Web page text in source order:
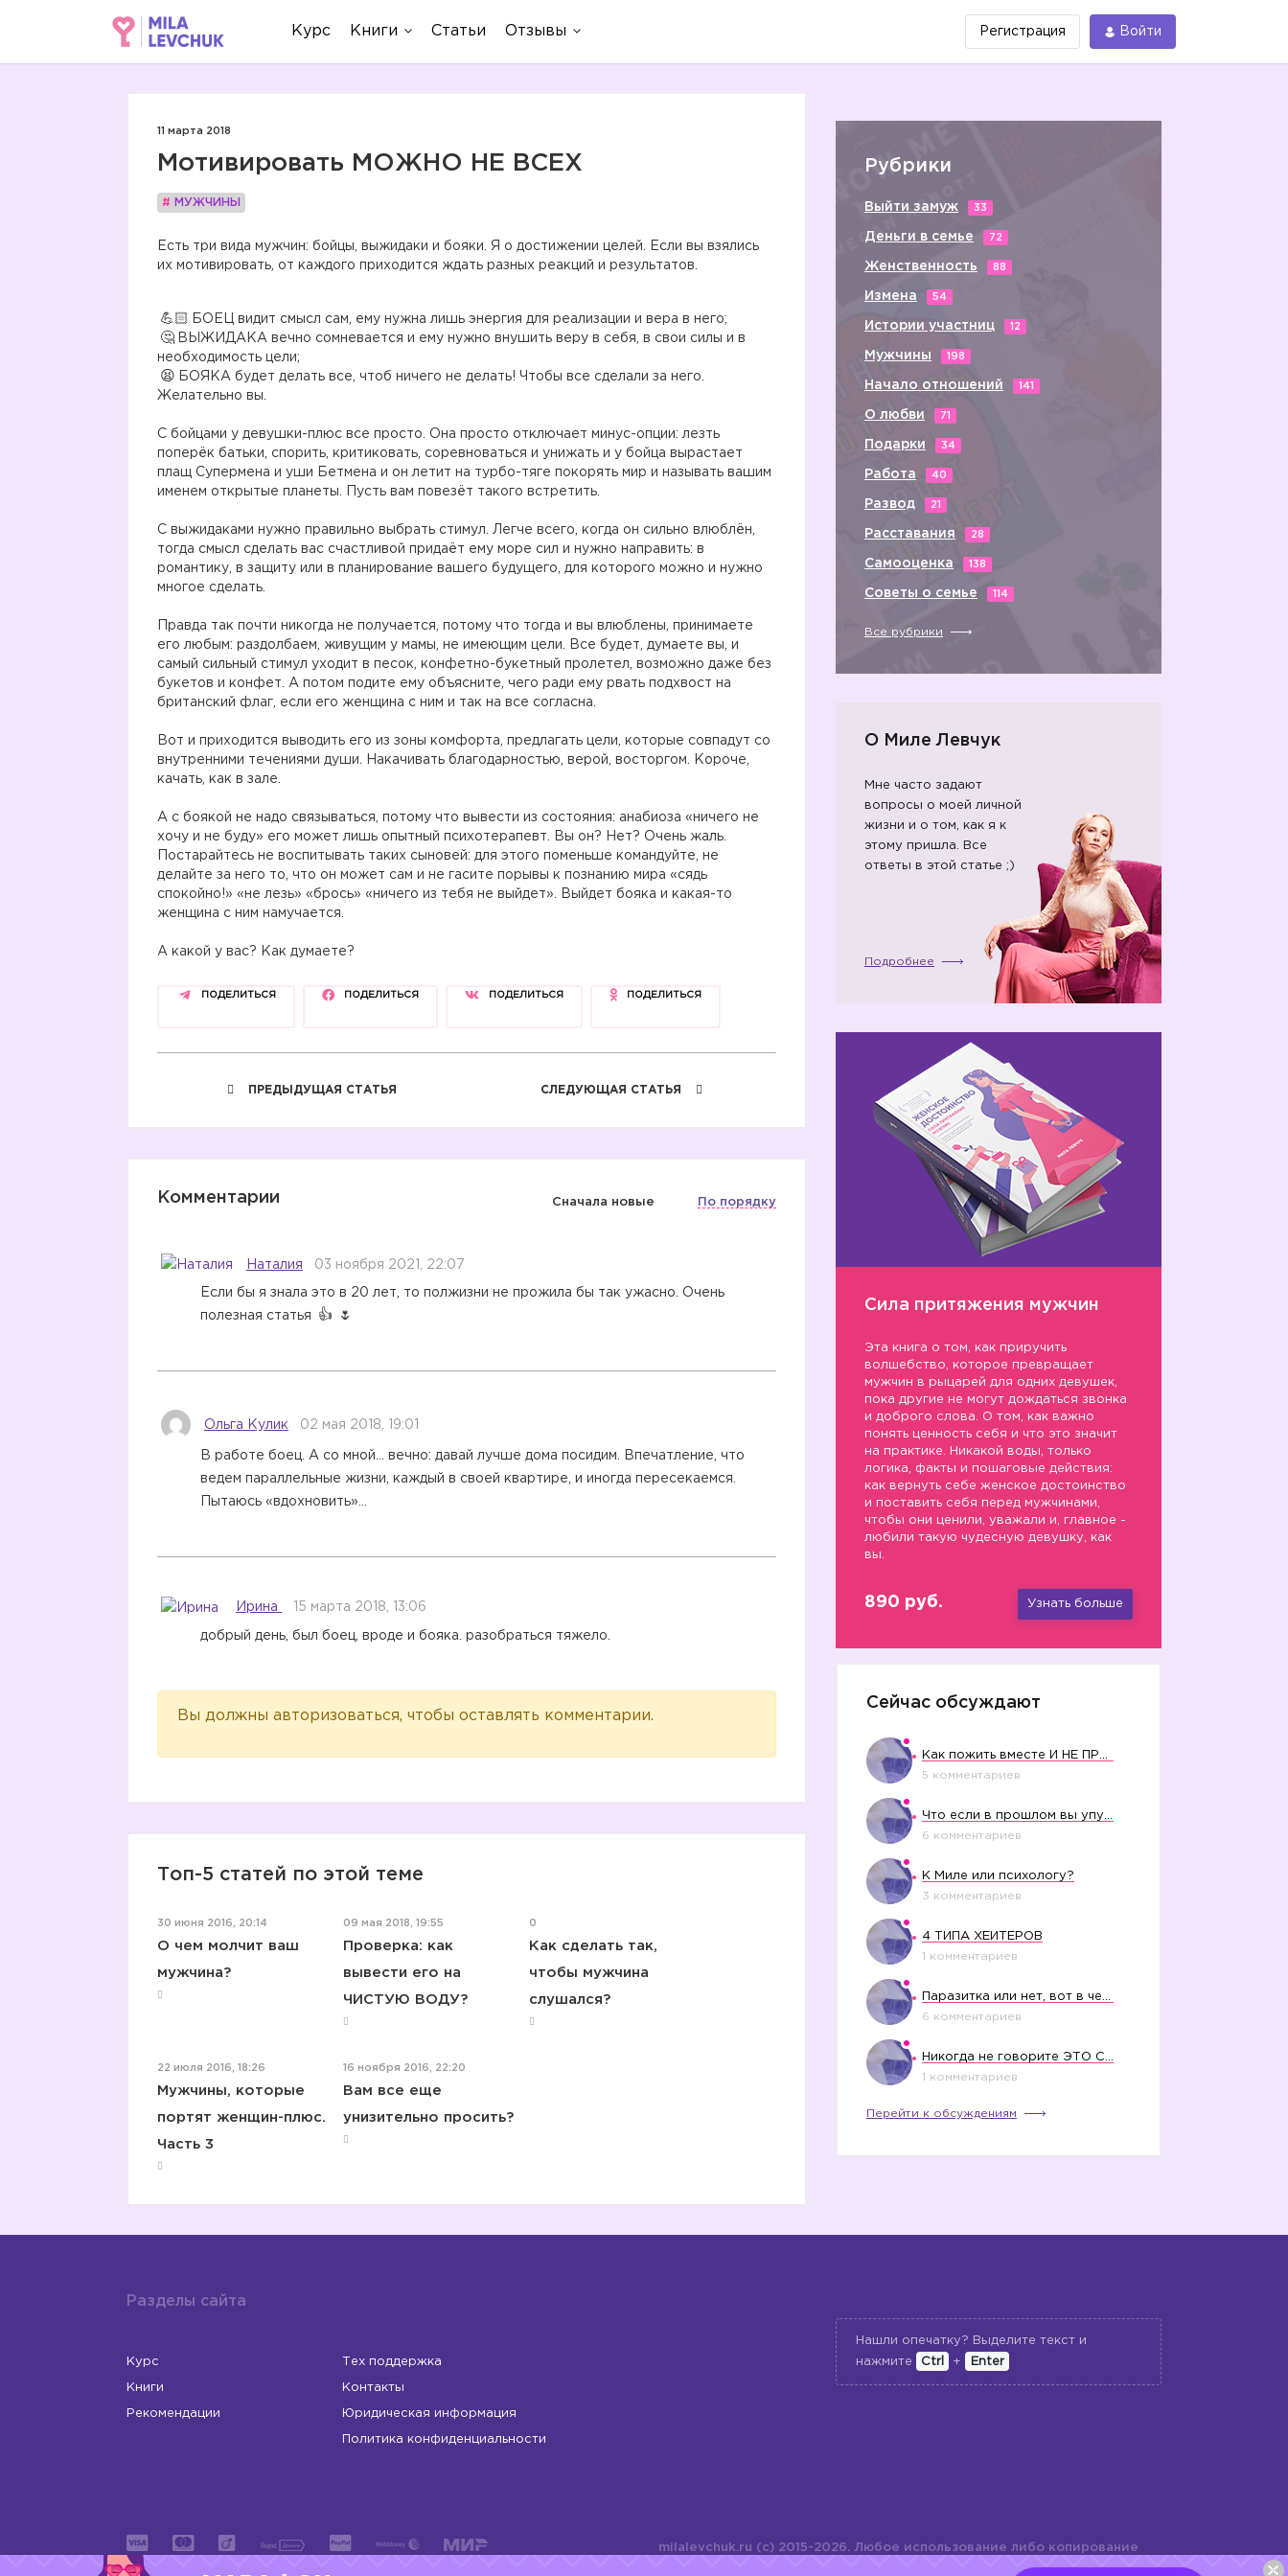
Курс Книги Статьи Отзывы Регистрация Войти
11 марта 2018
Мотивировать МОЖНО НЕ ВСЕХ
# МУЖЧИНЫ
Есть три вида мужчин: бойцы, выжидаки и бояки. Я о достижении целей. Если вы взялись
их мотивировать, от каждого приходится ждать разных реакций и результатов.
💪🏻
БОЕЦ видит смысл сам, ему нужна лишь энергия для реализации и вера в него;
🤔
ВЫЖИДАКА вечно сомневается и ему нужно внушить веру в себя, в свои силы и в
необходимость цели;
БОЯКА будет делать все, чтоб ничего не делать! Чтобы все сделали за него.
Желательно вы.
С бойцами у девушки-плюс все просто. Она просто отключает минус-опции: лезть
поперёк батьки, спорить, критиковать, соревноваться и унижать и у бойца вырастает
плащ Супермена и уши Бетмена и он летит на турбо-тяге покорять мир и называть вашим
именем открытые планеты. Пусть вам повезёт такого встретить.
С выжидаками нужно правильно выбрать стимул. Легче всего, когда он сильно влюблён,
тогда смысл сделать вас счастливой придаёт ему море сил и нужно направить: в
романтику, в защиту или в планирование вашего будущего, для которого можно и нужно
многое сделать.
Правда так почти никогда не получается, потому что тогда и вы влюблены, принимаете
его любым: раздолбаем, живущим у мамы, не имеющим цели. Все будет, думаете вы, и
самый сильный стимул уходит в песок, конфетно-букетный пролетел, возможно даже без
букетов и конфет. А потом подите ему объясните, чего ради ему рвать подхвост на
британский флаг, если его женщина с ним и так на все согласна.
Вот и приходится выводить его из зоны комфорта, предлагать цели, которые совпадут со
внутренними течениями души. Накачивать благодарностью, верой, восторгом. Короче,
качать, как в зале.
А с боякой не надо связываться, потому что вывести из состояния: анабиоза «ничего не
хочу и не буду» его может лишь опытный психотерапевт. Вы он? Нет? Очень жаль.
Постарайтесь не воспитывать таких сыновей: для этого поменьше командуйте, не
делайте за него то, что он может сам и не гасите порывы к познанию мира «сядь
спокойно!» «не лезь» «брось» «ничего из тебя не выйдет». Выйдет бояка и какая-то
женщина с ним намучается.
А какой у вас? Как думаете?
ПОДЕЛИТЬСЯ ПОДЕЛИТЬСЯ ПОДЕЛИТЬСЯ ПОДЕЛИТЬСЯ
ПРЕДЫДУЩАЯ СТАТЬЯ СЛЕДУЮЩАЯ СТАТЬЯ
Комментарии Сначала новые По порядку
Наталия 03 ноября 2021, 22:07
Если бы я знала это в 20 лет, то полжизни не прожила бы так ужасно. Очень
полезная статья
Ольга Кулик 02 мая 2018, 19:01
В работе боец. А со мной… вечно: давай лучше дома посидим. Впечатление, что
ведем параллельные жизни, каждый в своей квартире, и иногда пересекаемся.
Пытаюсь «вдохновить»…
Ирина 15 марта 2018, 13:06
добрый день, был боец, вроде и бояка. разобраться тяжело.
Вы должны авторизоваться, чтобы оставлять комментарии.
Топ-5 статей по этой теме
30 июня 2016, 20:14
О чем молчит ваш
мужчина?
09 мая 2018, 19:55
Проверка: как
вывести его на
ЧИСТУЮ ВОДУ?
0
Как сделать так,
чтобы мужчина
слушался?
22 июля 2016, 18:26
Мужчины, которые
портят женщин-плюс.
Часть 3
16 ноября 2016, 22:20
Вам все еще
унизительно просить?
Рубрики
Выйти замуж 33
Деньги в семье 72
Женственность 88
Измена 54
Истории участниц 12
Мужчины 198
Начало отношений 141
О любви 71
Подарки 34
Работа 40
Развод 21
Расставания 28
Самооценка 138
Советы о семье 114
Все рубрики
О Миле Левчук
Мне часто задают
вопросы о моей личной
жизни и о том, как я к
этому пришла. Все
ответы в этой статье ;)
Подробнее
Сила притяжения мужчин
Эта книга о том, как приручить
волшебство, которое превращает
мужчин в рыцарей для одних девушек,
пока другие не могут дождаться звонка
и доброго слова. О том, как важно
понять ценность себя и что это значит
на практике. Никакой воды, только
логика, факты и пошаговые действия:
как вернуть себе женское достоинство
и поставить себя перед мужчинами,
чтобы они ценили, уважали и, главное -
любили такую чудесную девушку, как
вы.
890 руб. Узнать больше
Сейчас обсуждают
5 комментариев
6 комментариев
К Миле или психологу?
3 комментариев
4 ТИПА ХЕЙТЕРОВ
1 комментариев
6 комментариев
1 комментариев
Перейти к обсуждениям
Разделы сайта
Курс
Книги
Рекомендации
Тех поддержка
Контакты
Юридическая информация
Политика конфиденциальности
Нашли опечатку? Выделите текст и
нажмите
Ctrl + Enter
milalevchuk.ru (c) 2015-2026. Любое использование либо копирование
материалов или подборки материалов сайта, элементов дизайна и